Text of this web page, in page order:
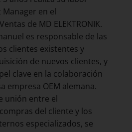
en el
de MD ELEKTRONIK.
es responsable de las
clientes existentes y
de nuevos clientes, y
clave en la colaboración
empresa OEM alemana.
unión entre el
del cliente y los
especializados, se